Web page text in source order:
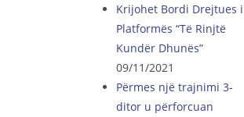
Krijohet Bordi Drejtues i
Platformës “Të Rinjtë
Kundër Dhunës”
09/11/2021
Përmes një trajnimi 3-
ditor u përforcuan